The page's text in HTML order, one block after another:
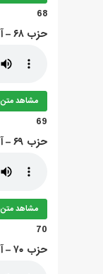
68
حزب ۶۸ – آيات ۳۸ تا ۷۸ حج
مشاهد متن
69
حزب ۶۹ – آيات ۱ تا ۷۴ مومنون
مشاهد متن
70
حزب ۷۰ – آيات ۷۵ مومنون تا ۲۰ نور